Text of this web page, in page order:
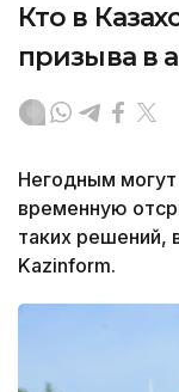
Кто в
призыва в
Негодным могут
временную
таких решений,
Kazinform.